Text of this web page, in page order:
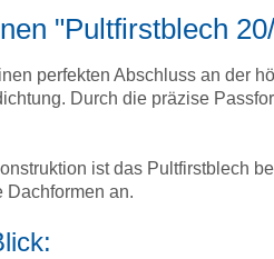
"Pultfirstblech
perfekten Abschluss an der
Durch die präzise
ist das Pultfirstblech
Dachformen an.